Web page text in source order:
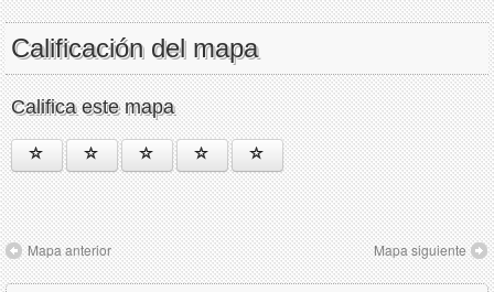
Calificación del mapa
Califica este mapa
Mapa anterior Mapa siguiente